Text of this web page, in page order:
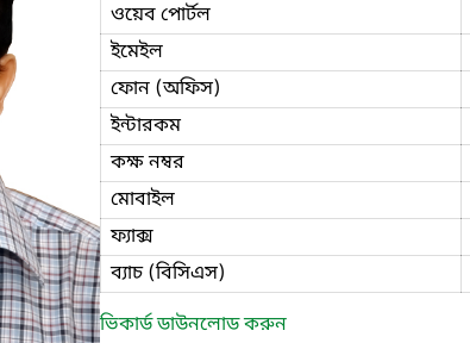
ওয়েব পোর্টল
ইমেইল
ফোন (অফিস)
ইন্টারকম
কক্ষ নম্বর
মোবাইল
ফ্যাক্স
ব্যাচ (বিসিএস)
ভিকার্ড ডাউনলোড করুন